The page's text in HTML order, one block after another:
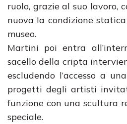
ruolo, grazie al suo lavoro,
nuova la condizione
museo.
Martini poi entra
sacello della cripta
escludendo l’accesso a
progetti degli artisti
funzione con una scultura
speciale.